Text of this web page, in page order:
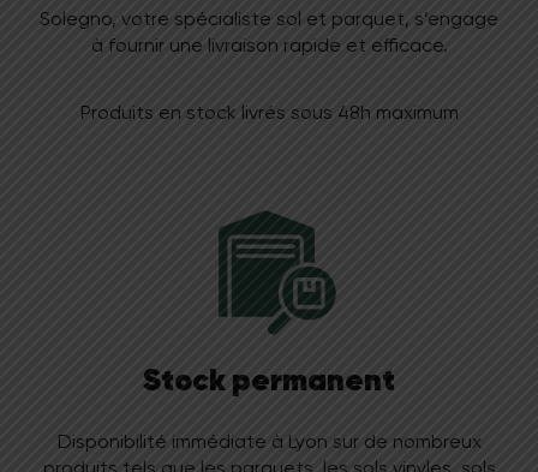
Solegno, votre spécialiste sol et parquet, s’engage
à fournir une livraison rapide et efficace.
Produits en stock livrés sous 48h maximum
Stock permanent
Disponibilité immédiate à Lyon sur de nombreux
produits tels que les parquets, les sols vinyles, sols